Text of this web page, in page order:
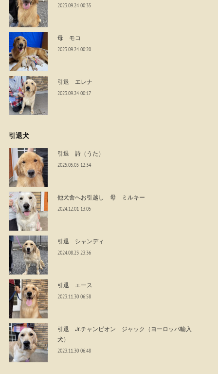
2023.09.24 00:35
母 モコ
2023.09.24 00:20
引退 エレナ
2023.09.24 00:17
引退犬
引退 詩（うた）
2025.05.05 12:34
他犬舎へお引越し 母 ミルキー
2024.12.01 13:05
引退 シャンディ
2024.08.23 23:36
引退 エース
2023.11.30 06:58
引退 Jr.チャンピオン ジャック（ヨーロッパ輸入
犬）
2023.11.30 06:48